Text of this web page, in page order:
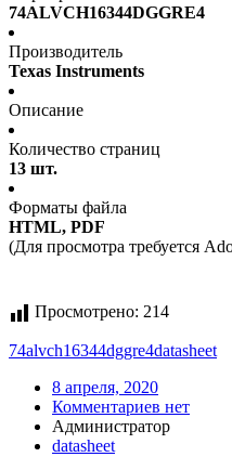
74ALVCH16344DGGRE4
Производитель
Texas Instruments
Описание
Количество страниц
13 шт.
Форматы файла
HTML, PDF
(Для просмотра требуется
Просмотрено: 214
74alvch16344dggre4datasheet
8 апреля, 2020
Комментариев нет
Администратор
datasheet